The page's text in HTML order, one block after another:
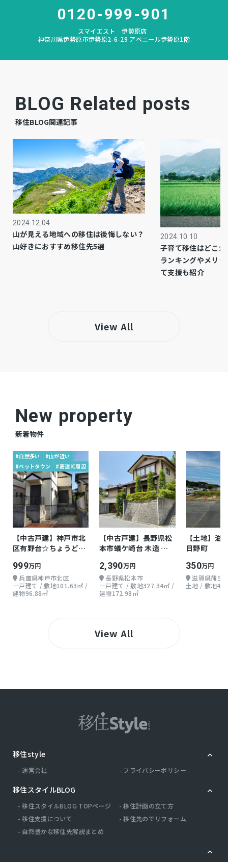
なし
上水道 －
ガス －
都市計画 市街化区域
用途地域 1種低層
設備・条件 －
・いずみストアー／徒歩約19分（約1500ｍ）
0120-999-901
スマイエスト 伊勢原店
神奈川県伊勢原市伊勢原2-6-29 アベニール伊勢原1階
BLOG Related posts
移住BLOG関連記事
2024.12.04
山が見える地域への移住は後悔しない？
山好きにおすすめ移住先5選
2024.10.10
子育て移住はどこ
ランキングやメリ
て支援も紹介
View All
New property
新着物件
#自然多い
#山が近い
#ベットタウン
#高速IC周辺
【中古戸建】神戸市北
区有野台☆ちょうどよ
999万円
兵庫県神戸市北区
一戸建て / 敷地101.63㎡ /
建物96.88㎡
【中古戸建】長野県松
本市蟻ケ崎台 木造 地
2,390万円
長野県松本市
一戸建て / 敷地327.34㎡ /
建物172.98㎡
【土地】滋
日野町
350万円
滋賀県蒲生
土地 / 敷地
View All
移住style
運営会社 プライバシーポリシー
移住スタイルBLOG
移住スタイルBLOG TOPページ
移住計画の立て方
移住支援について
移住先のでリフォーム
自然豊かな移住先解説まとめ